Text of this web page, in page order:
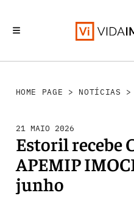
HOME PAGE > NOTÍCIAS
21 MAIO 2026
Estoril recebe
APEMIP
junho